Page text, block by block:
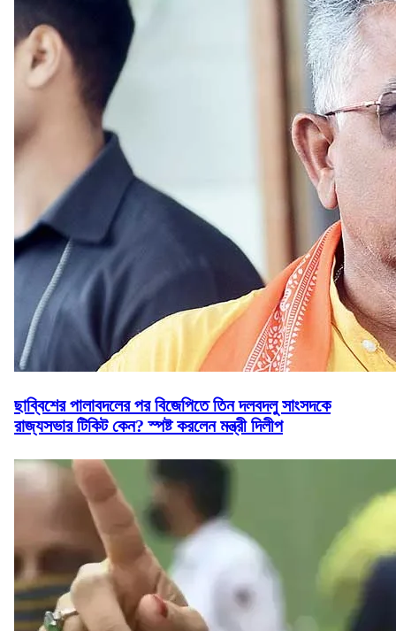
ছাব্বিশের পালাবদলের পর বিজেপিতে তিন দলবদলু সাংসদকে
রাজ্যসভার টিকিট কেন? স্পষ্ট করলেন মন্ত্রী দিলীপ